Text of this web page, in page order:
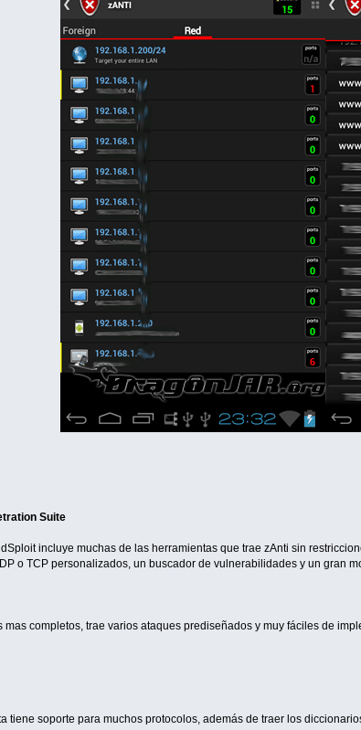
Suite
incluye muchas de las herramientas que trae zAnti sin
o TCP personalizados, un buscador de vulnerabilidades y un gran
mas completos, trae varios ataques prediseñados y muy fáciles de
tiene soporte para muchos protocolos, además de traer los